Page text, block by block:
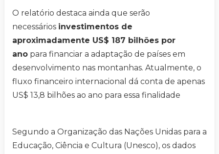
O relatório destaca ainda que serão
necessários investimentos de
aproximadamente US$ 187 bilhões por
ano para financiar a adaptação de países em
desenvolvimento nas montanhas. Atualmente, o
fluxo financeiro internacional dá conta de apenas
US$ 13,8 bilhões ao ano para essa finalidade
Segundo a Organização das Nações Unidas para a
Educação, Ciência e Cultura (Unesco), os dados